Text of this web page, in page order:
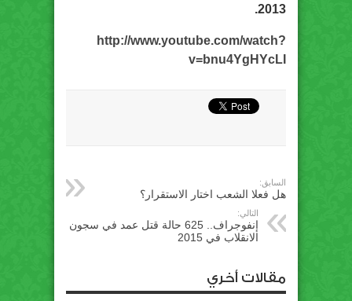
2013.
http://www.youtube.com/watch?
v=bnu4YgHYcLI
السابق:
هل فعلا الشعب اختار الاستقرار؟
التالي:
إنفوجراف.. 625 حالة قتل عمد في سجون
الانقلاب في 2015
مقالات أخري